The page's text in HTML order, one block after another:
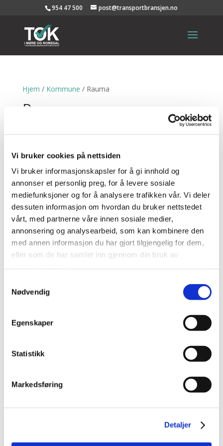
Vi bruker cookies på nettsiden
Vi bruker informasjonskapsler for å gi innhold og
annonser et personlig preg, for å levere sosiale
mediefunksjoner og for å analysere trafikken vår. Vi deler
dessuten informasjon om hvordan du bruker nettstedet
vårt, med partnerne våre innen sosiale medier,
annonsering og analysearbeid, som kan kombinere den
med annen informasjon du har gjort tilgjengelig for dem,
eller som de har samlet inn gjennom din bruk av
Nødvendig
Egenskaper
Statistikk
Markedsføring
Detaljer
954 47 500 post@transportbransjen.no
Hjem / Kommune / Rauma
Rauma
BOBBE TRANSPORT AS
EIDE & FRILUND AS
FRANK SÆTHER AS
GRANDE FABRIKKER AS
J O MOEN ANLEGG AS
J O MOEN AS
MÅNDALEN TREVARE AS